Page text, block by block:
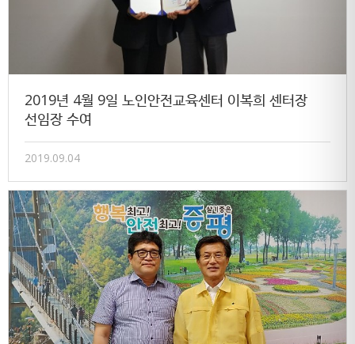
2019년 4월 9일 노인안전교육센터 이복희 센터장
선임장 수여
2019.09.04